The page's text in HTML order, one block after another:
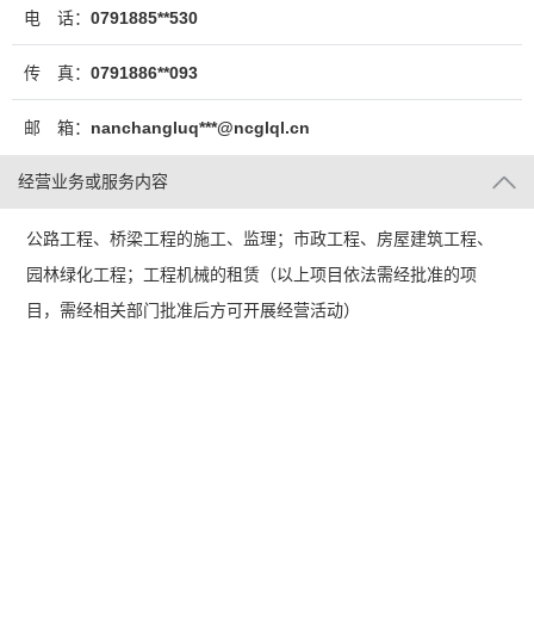
电 话： 0791885**530
传 真： 0791886**093
邮 箱： nanchangluq***@ncglql.cn
经营业务或服务内容
公路工程、桥梁工程的施工、监理；市政工程、房屋建筑工程、
园林绿化工程；工程机械的租赁（以上项目依法需经批准的项
目，需经相关部门批准后方可开展经营活动）